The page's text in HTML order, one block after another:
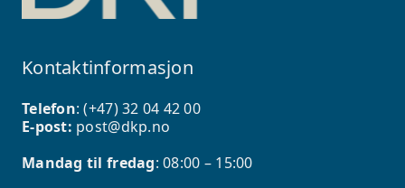
Kontaktinformasjon
Telefon: (+47)32 04 42 00
E-post: post@dkp.no
Mandag til fredag: 08:00 – 15:00